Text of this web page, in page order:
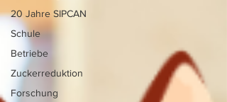
20 Jahre SIPCAN
Schule
Betriebe
Zuckerreduktion
Forschung